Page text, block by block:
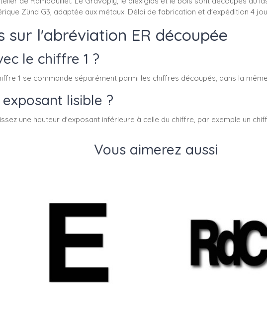
Zünd G3, adaptée aux métaux. Délai de fabrication et d'expédition 4
sur l'abréviation ER découpée
le chiffre 1 ?
1 se commande séparément parmi les chiffres découpés, dans la
lisible ?
une hauteur d'exposant inférieure à celle du chiffre, par exemple un
Vous aimerez aussi